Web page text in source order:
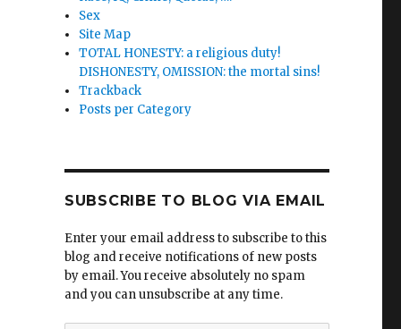
Sex
Site Map
TOTAL HONESTY: a religious duty!
DISHONESTY, OMISSION: the mortal sins!
Trackback
Posts per Category
SUBSCRIBE TO BLOG VIA EMAIL
Enter your email address to subscribe to this
blog and receive notifications of new posts
by email. You receive absolutely no spam
and you can unsubscribe at any time.